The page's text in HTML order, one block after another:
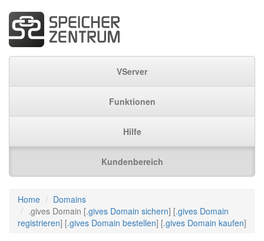
VServer
Funktionen
Hilfe
Kundenbereich
Home
Domains
.gives Domain [.gives Domain sichern] [.gives Domain
registrieren] [.gives Domain bestellen] [.gives Domain kaufen]